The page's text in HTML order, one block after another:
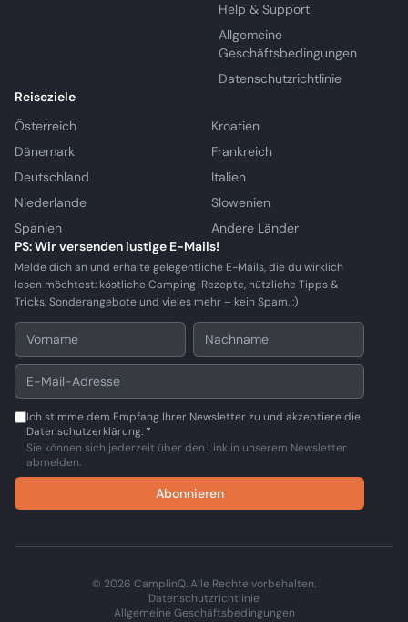
Help & Support
Allgemeine
Geschäftsbedingungen
Datenschutzrichtlinie
Reiseziele
Österreich
Kroatien
Dänemark
Frankreich
Deutschland
Italien
Niederlande
Slowenien
Spanien
Andere Länder
PS: Wir versenden lustige E-Mails!
Melde dich an und erhalte gelegentliche E-Mails, die du wirklich
lesen möchtest: köstliche Camping-Rezepte, nützliche Tipps &
Tricks, Sonderangebote und vieles mehr – kein Spam. :)
Ich stimme dem Empfang Ihrer Newsletter zu und akzeptiere die
Datenschutzerklärung. *
Sie können sich jederzeit über den Link in unserem Newsletter
abmelden.
Abonnieren
© 2026 CamplinQ. Alle Rechte vorbehalten.
Datenschutzrichtlinie
Allgemeine Geschäftsbedingungen